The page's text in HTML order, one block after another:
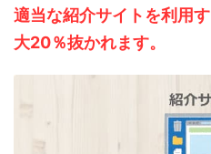
適当な紹介サイトを利用
大20％抜かれます。